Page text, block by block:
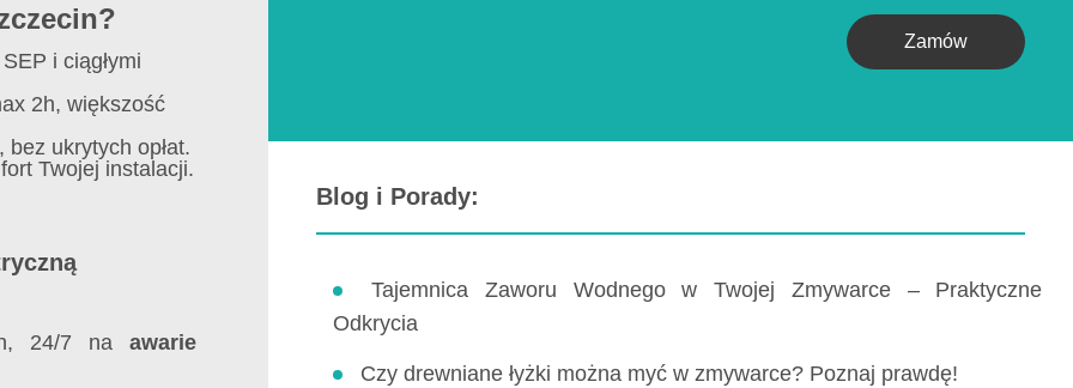
i ciągłymi
2h, większość
ukrytych opłat.
Twojej instalacji.
24/7 naawarie
Zamów
Blog i Porady:
Tajemnica Zaworu Wodnego w Twojej Zmywarce – Praktyczne
Odkrycia
Czy drewniane łyżki można myć w zmywarce? Poznaj prawdę!